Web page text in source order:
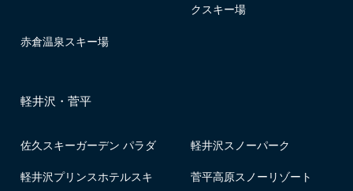
クスキー場
赤倉温泉スキー場
軽井沢・菅平
佐久スキーガーデン パラダ 軽井沢スノーパーク
軽井沢プリンスホテルスキ
菅平高原スノーリゾート